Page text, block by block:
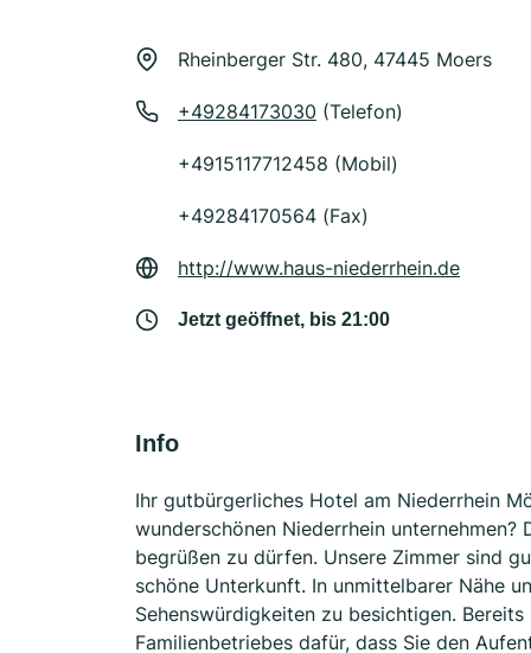
Rheinberger Str. 480, 47445 Moers
+49284173030 (Telefon)
+4915117712458 (Mobil)
+49284170564 (Fax)
http://www.haus-niederrhein.de
Jetzt geöffnet, bis 21:00
Info
Ihr gutbürgerliches Hotel am Niederrhein
wunderschönen Niederrhein
begrüßen zu dürfen. Unsere Zimmer sind
schöne Unterkunft. In unmittelbarer Nähe
Sehenswürdigkeiten zu besichtigen.
Familienbetriebes dafür, dass Sie den